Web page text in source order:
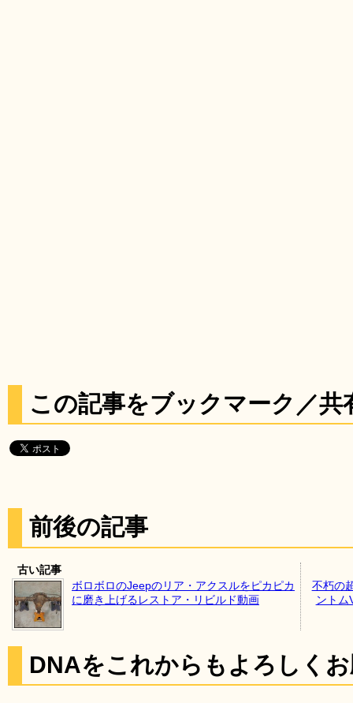
この記事をブックマーク／共
前後の記事
古い記事
ボロボロのJeepのリア・アクスルをピカピカ
に磨き上げるレストア・リビルド動画
不朽の
ントム
DNAをこれからもよろしく